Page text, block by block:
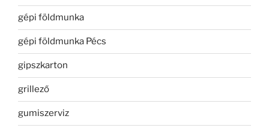
gépi földmunka
gépi földmunka Pécs
gipszkarton
grillező
gumiszerviz